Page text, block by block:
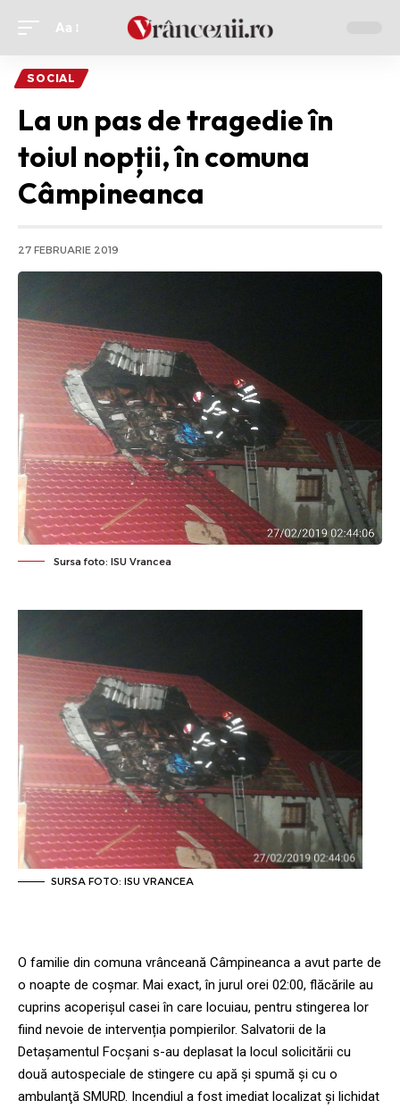
Ajustor
font
Aa
SOCIAL
La un pas de tragedie în
toiul nopții, în comuna
Câmpineanca
27 FEBRUARIE 2019
Sursa foto: ISU Vrancea
SURSA FOTO: ISU VRANCEA
O familie din comuna vrânceană Câmpineanca a avut parte de
o noapte de coșmar. Mai exact, în jurul orei 02:00, flăcările au
cuprins acoperișul casei în care locuiau, pentru stingerea lor
fiind nevoie de intervenția pompierilor. Salvatorii de la
Detaşamentul Focşani s-au deplasat la locul solicitării cu
două autospeciale de stingere cu apă şi spumă şi cu o
ambulanţă SMURD. Incendiul a fost imediat localizat și lichidat